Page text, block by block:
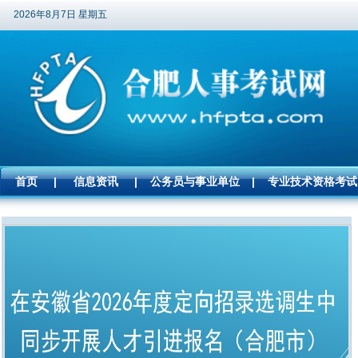
2026年8月7日 星期五
首页 | 信息资讯 | 公务员与事业单位 | 专业技术资格考试